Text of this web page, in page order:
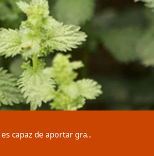
capaz de aportar gra...